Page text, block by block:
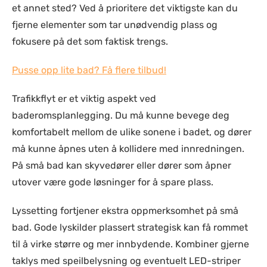
et annet sted? Ved å prioritere det viktigste kan du
fjerne elementer som tar unødvendig plass og
fokusere på det som faktisk trengs.
Pusse opp lite bad? Få flere tilbud!
Trafikkflyt er et viktig aspekt ved
baderomsplanlegging. Du må kunne bevege deg
komfortabelt mellom de ulike sonene i badet, og dører
må kunne åpnes uten å kollidere med innredningen.
På små bad kan skyvedører eller dører som åpner
utover være gode løsninger for å spare plass.
Lyssetting fortjener ekstra oppmerksomhet på små
bad. Gode lyskilder plassert strategisk kan få rommet
til å virke større og mer innbydende. Kombiner gjerne
taklys med speilbelysning og eventuelt LED-striper